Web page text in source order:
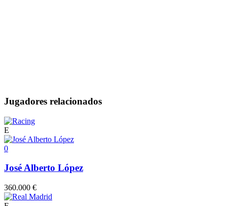
Jugadores relacionados
E
0
José Alberto López
360.000 €